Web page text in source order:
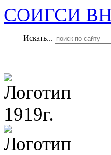
СОИГСИ
Искать...
1919г.